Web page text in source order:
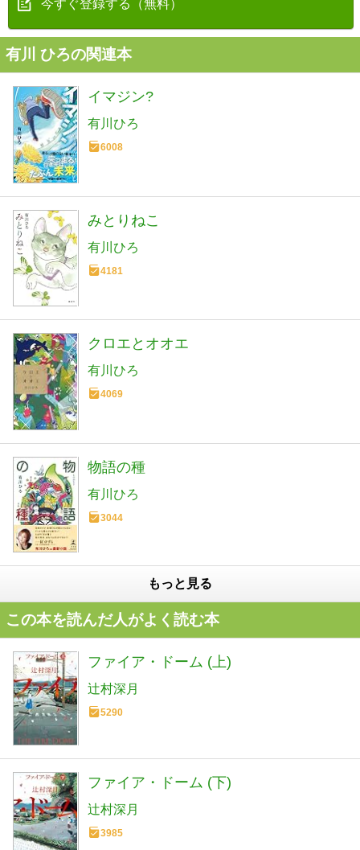
今すぐ登録する（無料）
有川 ひろの関連本
イマジン?
有川ひろ
6008
みとりねこ
有川ひろ
4181
クロエとオオエ
有川ひろ
4069
物語の種
有川ひろ
3044
もっと見る
この本を読んだ人がよく読む本
ファイア・ドーム (上)
辻村深月
5290
ファイア・ドーム (下)
辻村深月
3985